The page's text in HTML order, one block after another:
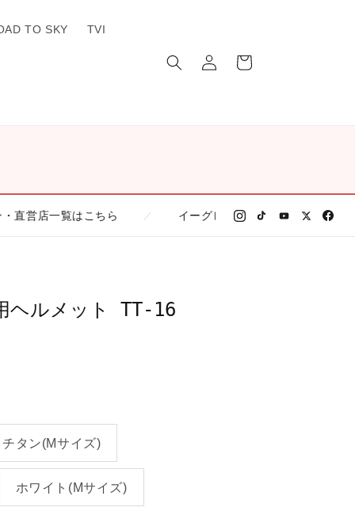
TO SKY TVI
イ
ー
ちら ／ イーグレひめじ店に関する情報はこちら ／
ヘルメット TT-16
チタン(Mサイズ)
ホワイト(Mサイズ)